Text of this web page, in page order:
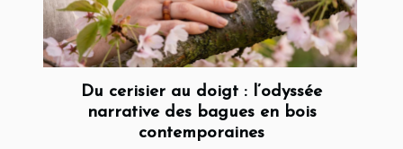
Du cerisier au doigt : l’odyssée
narrative des bagues en bois
contemporaines